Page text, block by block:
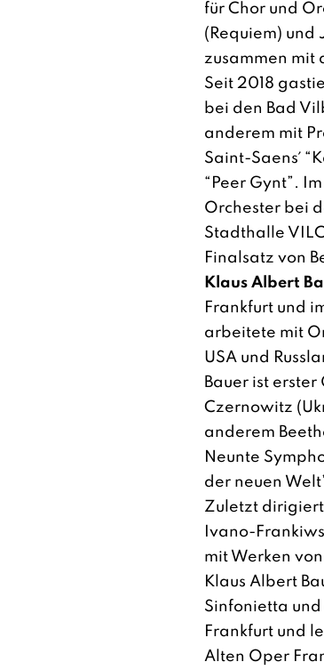
für Chor und
(Requiem) und
zusammen mit
Seit 2018
bei den Bad
anderem mit
Saint-Saens´
“Peer Gynt”.
Orchester bei
Stadthalle
Finalsatz von
Klaus Albert
Frankfurt und
arbeitete mit
USA und
Bauer ist
Czernowitz
anderem
Neunte
der neuen
Zuletzt
Ivano-
mit Werken
Klaus Albert
Sinfonietta
Frankfurt und
Alten Oper